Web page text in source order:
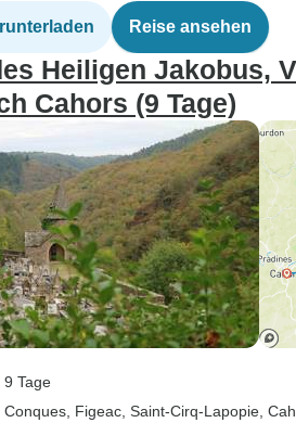
Reise ansehen
Heiligen Jakobus,
Cahors (9 Tage)
9 Tage
Conques , Figeac , Saint-Cirq-Lapopie ,